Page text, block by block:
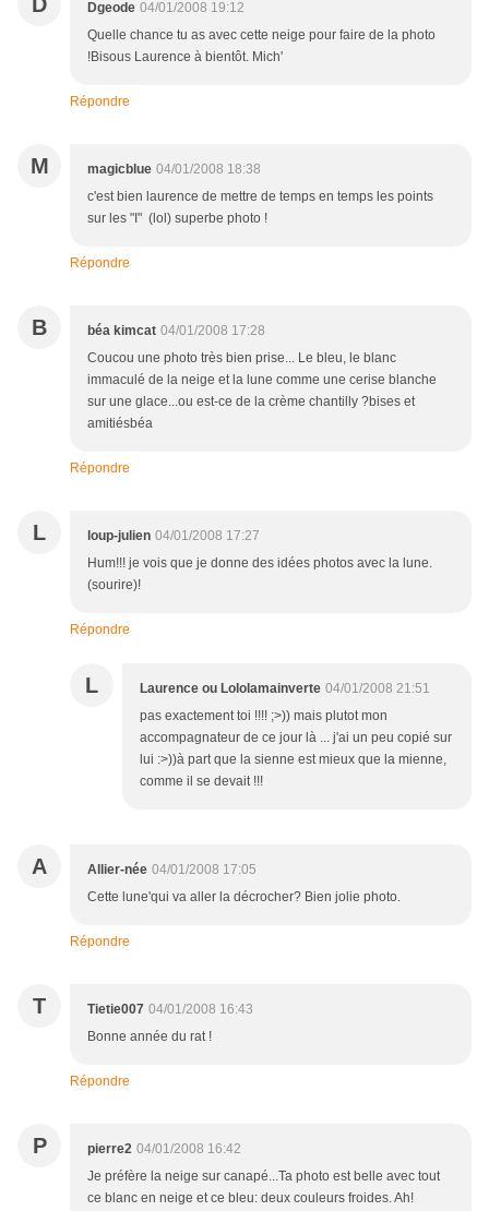
Dgeode 04/01/2008 19:12
Quelle chance tu as avec cette neige pour faire de la photo
!Bisous Laurence à bientôt. Mich'
Répondre
M magicblue 04/01/2008 18:38
c'est bien laurence de mettre de temps en temps les points
sur les "I" (lol) superbe photo !
Répondre
B béa kimcat 04/01/2008 17:28
Coucou une photo très bien prise... Le bleu, le blanc
immaculé de la neige et la lune comme une cerise blanche
sur une glace...ou est-ce de la crème chantilly ?bises et
amitiésbéa
Répondre
L loup-julien 04/01/2008 17:27
Hum!!! je vois que je donne des idées photos avec la lune.
(sourire)!
Répondre
L Laurence ou Lololamainverte 04/01/2008 21:51
pas exactement toi !!!! ;>)) mais plutot mon
accompagnateur de ce jour là ... j'ai un peu copié sur
lui :>))à part que la sienne est mieux que la mienne,
comme il se devait !!!
A Allier-née 04/01/2008 17:05
Cette lune'qui va aller la décrocher? Bien jolie photo.
Répondre
T Tietie007 04/01/2008 16:43
Bonne année du rat !
Répondre
P pierre2 04/01/2008 16:42
Je préfère la neige sur canapé...Ta photo est belle avec tout
ce blanc en neige et ce bleu: deux couleurs froides. Ah!